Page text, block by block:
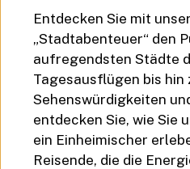
Entdecken Sie mit
„Stadtabenteuer“ den
aufregendsten Städte
Tagesausflügen bis hin
Sehenswürdigkeiten
entdecken Sie, wie Sie
ein Einheimischer
Reisende, die die